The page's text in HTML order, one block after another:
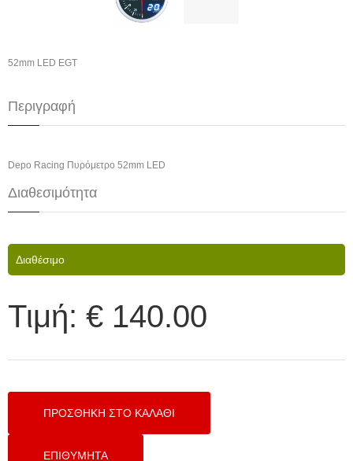
52mm LED EGT
Περιγραφή
Depo Racing Πυρόμετρο 52mm LED
Διαθεσιμότητα
Διαθέσιμο
Τιμή: € 140.00